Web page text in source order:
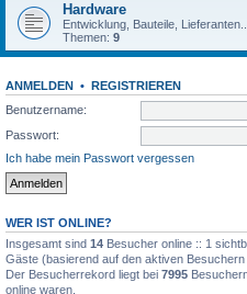
Hardware
Entwicklung, Bauteile, Lieferanten...
Themen: 9
ANMELDEN • REGISTRIEREN
Benutzername:
Passwort:
Ich habe mein Passwort vergessen
WER IST ONLINE?
Insgesamt sind 14 Besucher online :: 1
Gäste (basierend auf den aktiven
Der Besucherrekord liegt bei 7995
online waren.